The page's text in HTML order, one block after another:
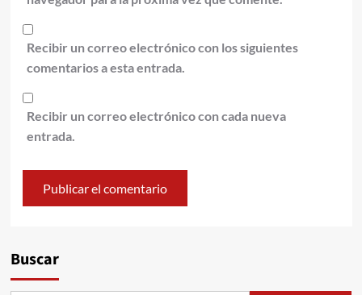
Recibir un correo electrónico con los siguientes
comentarios a esta entrada.
Recibir un correo electrónico con cada nueva
entrada.
Buscar